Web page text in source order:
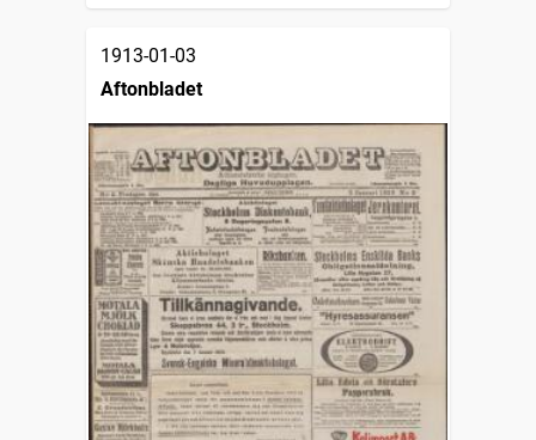
1913-01-03
Aftonbladet